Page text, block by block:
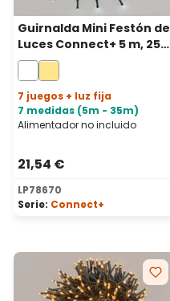
Guirnalda Mini Festón de
Luces Connect+ 5 m, 250
led blanco frío, cable
verde, prolongable
7 juegos + luz fija
7 medidas (5m - 35m)
Alimentador no incluido
21,54 €
LP78670
Serie: Connect+